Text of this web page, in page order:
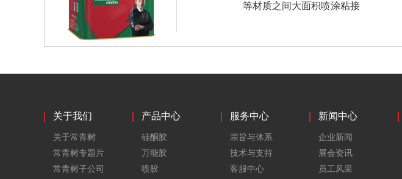
等材质之间大面积喷涂粘接
关于我们
关于常青树
常青树专题片
常青树子公司
产品中心
硅酮胶
万能胶
喷胶
服务中心
宗旨与体系
技术与支持
客服中心
新闻中心
企业新闻
展会资讯
员工风采